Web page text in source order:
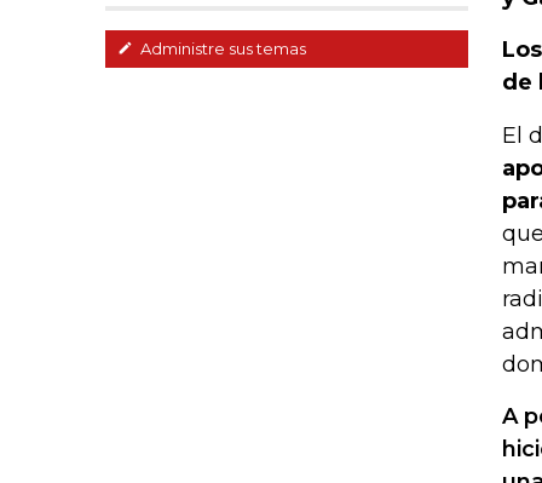
Administre sus temas
de
El
A